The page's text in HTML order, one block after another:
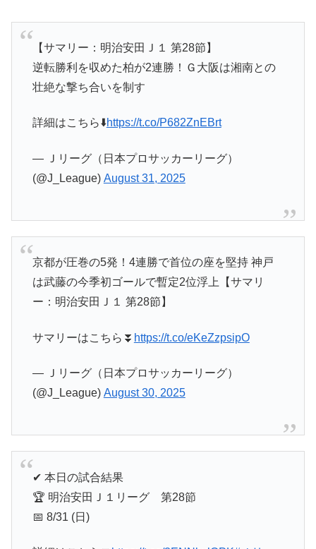
【サマリー：明治安田Ｊ１ 第28節】
逆転勝利を収めた柏が2連勝！Ｇ大阪は湘南との
壮絶な撃ち合いを制す
詳細はこちら⬇️https://t.co/P682ZnEBrt
— Ｊリーグ（日本プロサッカーリーグ）
(@J_League) August 31, 2025
京都が圧巻の5発！4連勝で首位の座を堅持 神戸
は武藤の今季初ゴールで暫定2位浮上【サマリ
ー：明治安田Ｊ１ 第28節】
サマリーはこちら⏬️ https://t.co/eKeZzpsipO
— Ｊリーグ（日本プロサッカーリーグ）
(@J_League) August 30, 2025
✔︎ 本日の試合結果
🏆 明治安田Ｊ１リーグ 第28節
📅 8/31 (日)